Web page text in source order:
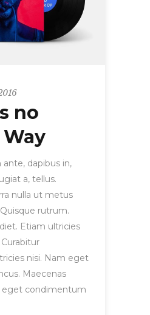
no
dapibus in,
a, tellus.
nulla ut metus
rutrum.
Etiam ultricies
nisi. Nam eget
Maecenas
eget condimentum